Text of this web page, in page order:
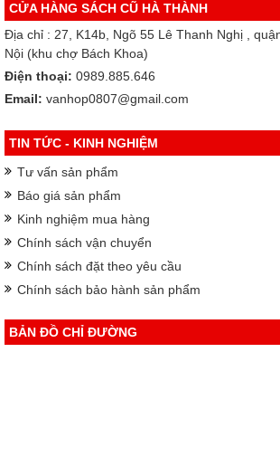
CỬA HÀNG SÁCH CŨ HÀ THÀNH
Địa chỉ : 27, K14b, Ngõ 55 Lê Thanh Nghị ,
Nội (khu chợ Bách Khoa)
Điện thoại: 0989.885.646
Email: vanhop0807@gmail.com
TIN TỨC - KINH NGHIỆM
Tư vấn sản phẩm
Báo giá sản phẩm
Kinh nghiệm mua hàng
Chính sách vận chuyển
Chính sách đặt theo yêu cầu
Chính sách bảo hành sản phẩm
BẢN ĐỒ CHỈ ĐƯỜNG